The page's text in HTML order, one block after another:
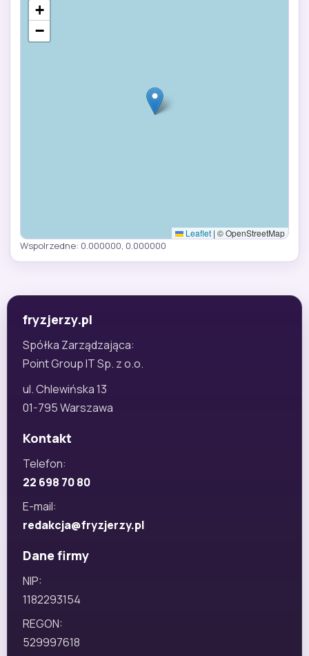
+
−
Leaflet | © OpenStreetMap
Wspolrzedne: 0.000000, 0.000000
fryzjerzy.pl
Spółka Zarządzająca:
Point Group IT Sp. z o.o.
ul. Chlewińska 13
01-795 Warszawa
Kontakt
Telefon:
22 698 70 80
E-mail:
redakcja@fryzjerzy.pl
Dane firmy
NIP:
1182293154
REGON:
529997618